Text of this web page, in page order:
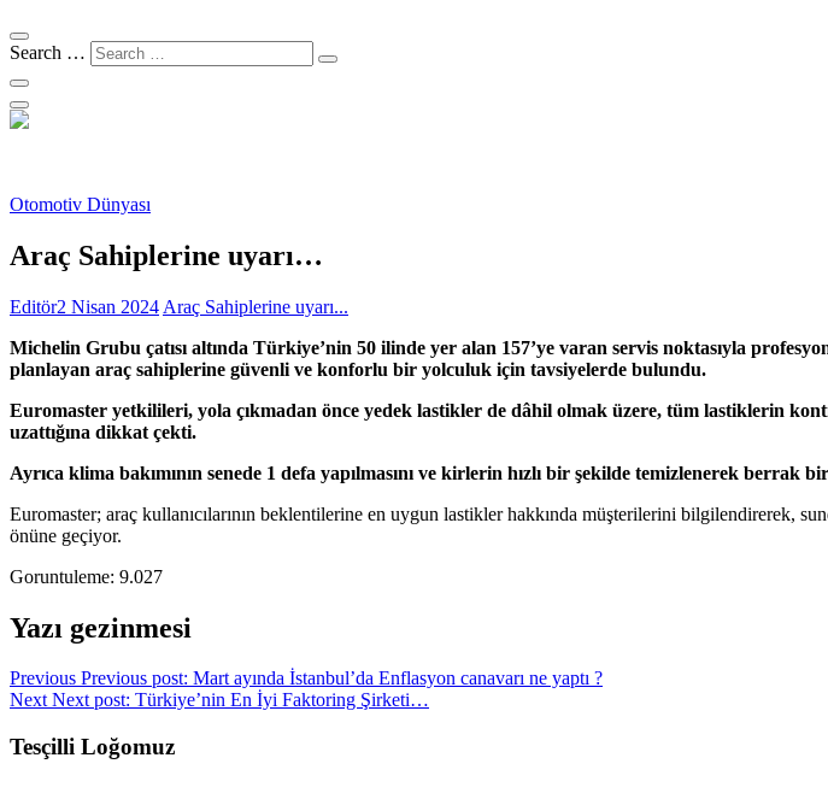
Search …
Otomotiv Dünyası
Araç Sahiplerine uyarı…
Editör2 Nisan 2024 Araç Sahiplerine uyarı...
Michelin Grubu çatısı altında Türkiye’nin 50 ilinde yer alan 157’ye varan servis noktasıyla
planlayan araç sahiplerine güvenli ve konforlu bir yolculuk için tavsiyelerde bulundu.
Euromaster yetkilileri, yola çıkmadan önce yedek lastikler de dâhil olmak üzere, tüm lastiklerin
uzattığına dikkat çekti.
Ayrıca klima bakımının senede 1 defa yapılmasını ve kirlerin hızlı bir şekilde temizlenerek berrak
Euromaster; araç kullanıcılarının beklentilerine en uygun lastikler hakkında müşterilerini bilgilendirerek,
önüne geçiyor.
Goruntuleme: 9.027
Yazı gezinmesi
Previous Previous post: Mart ayında İstanbul’da Enflasyon canavarı ne yaptı ?
Next Next post: Türkiye’nin En İyi Faktoring Şirketi…
Tesçilli Loğomuz